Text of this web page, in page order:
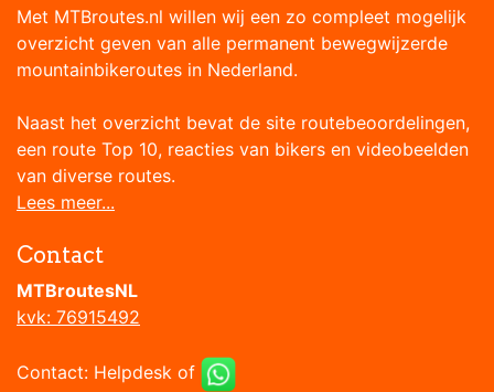
Met MTBroutes.nl willen wij een zo compleet mogelijk
overzicht geven van alle permanent bewegwijzerde
mountainbikeroutes in Nederland.
Naast het overzicht bevat de site routebeoordelingen,
een route Top 10, reacties van bikers en videobeelden
van diverse routes.
Lees meer...
Contact
MTBroutesNL
kvk: 76915492
Contact: Helpdesk of